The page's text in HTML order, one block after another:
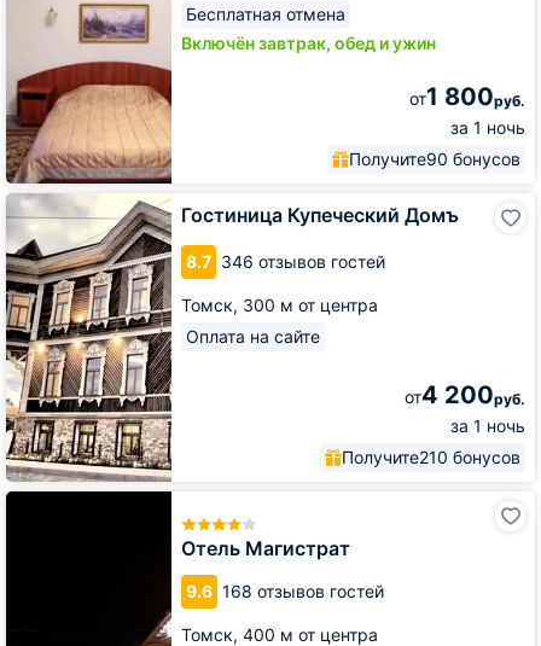
Бесплатная отмена
Включён завтрак, обед и ужин
от1 800руб.
за 1 ночь
Получите90 бонусов
Гостиница Купеческий Домъ
8.7 346 отзывов гостей
Томск, 300 м от центра
Оплата на сайте
от4 200руб.
за 1 ночь
Получите210 бонусов
Гостиница
Купеческий
Домъ
Отель Магистрат
9.6 168 отзывов гостей
Томск, 400 м от центра
Отель